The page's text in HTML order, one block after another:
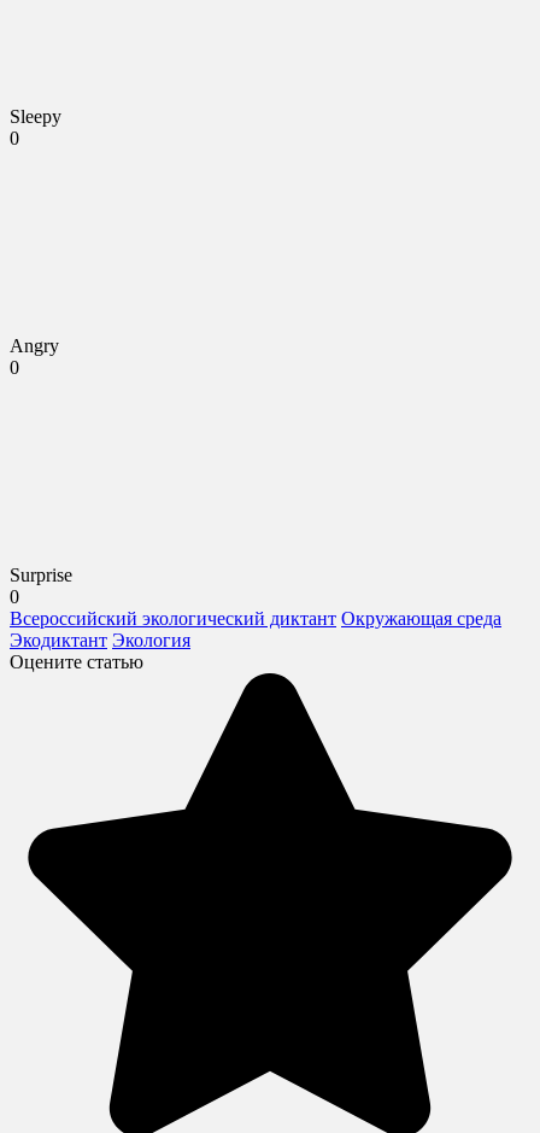
Sleepy
0
Angry
0
Surprise
0
Всероссийский экологический диктант Окружающая среда
Экодиктант Экология
Оцените статью